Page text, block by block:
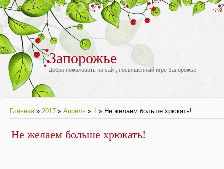
Запорожье
Добро пожаловать на сайт, посвященный игре Запорожье
Главная » 2017 » Апрель » 1 » Не желаем больше хрюкать!
Не желаем больше хрюкать!